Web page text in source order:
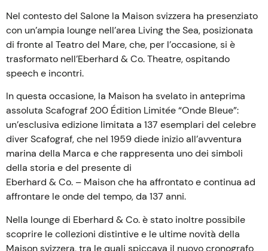
Nel contesto del Salone la Maison svizzera ha presenziato
con un’ampia lounge nell’area Living the Sea, posizionata
di fronte al Teatro del Mare, che, per l’occasione, si è
trasformato nell’Eberhard & Co. Theatre, ospitando
speech e incontri.
In questa occasione, la Maison ha svelato in anteprima
assoluta Scafograf 200 Édition Limitée “Onde Bleue”:
un’esclusiva edizione limitata a 137 esemplari del celebre
diver Scafograf, che nel 1959 diede inizio all’avventura
marina della Marca e che rappresenta uno dei simboli
della storia e del presente di
Eberhard & Co. – Maison che ha affrontato e continua ad
affrontare le onde del tempo, da 137 anni.
Nella lounge di Eberhard & Co. è stato inoltre possibile
scoprire le collezioni distintive e le ultime novità della
Maison svizzera, tra le quali spiccava il nuovo cronografo